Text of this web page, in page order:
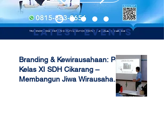
Latest Events
Branding & Kewirausahaan: P5
Kelas XI SDH Cikarang –
Membangun Jiwa Wirausaha